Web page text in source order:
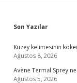
Sidebar
Son Yazılar
Kuzey kelimesinin
Ağustos 8, 2026
Avène Termal Sprey ne
Ağustos 5, 2026